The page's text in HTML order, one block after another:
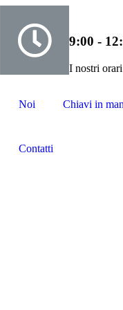
9:00 -
I nostri orari
Noi Chiavi in
Contatti